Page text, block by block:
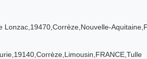
Lonzac,19470,Corrèze,Nouvelle-